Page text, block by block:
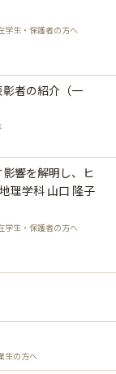
学生・保護者の方へ
者の紹介（一
響を解明し、ヒ
理学科 山口 隆子
学生・保護者の方へ
生の方へ